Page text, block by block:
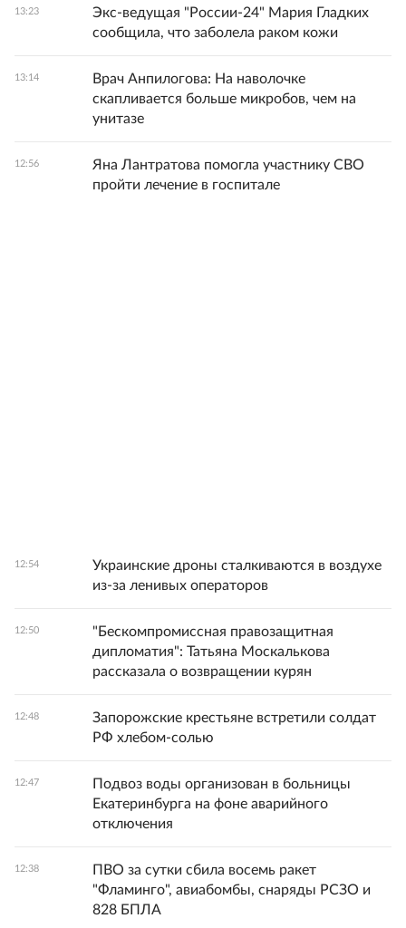
13:23
Экс-ведущая "России-24" Мария Гладких
сообщила, что заболела раком кожи
13:14
Врач Анпилогова: На наволочке
скапливается больше микробов, чем на
унитазе
12:56
Яна Лантратова помогла участнику СВО
пройти лечение в госпитале
12:54
Украинские дроны сталкиваются в воздухе
из-за ленивых операторов
12:50
"Бескомпромиссная правозащитная
дипломатия": Татьяна Москалькова
рассказала о возвращении курян
12:48
Запорожские крестьяне встретили солдат
РФ хлебом-солью
12:47
Подвоз воды организован в больницы
Екатеринбурга на фоне аварийного
отключения
12:38
ПВО за сутки сбила восемь ракет
"Фламинго", авиабомбы, снаряды РСЗО и
828 БПЛА